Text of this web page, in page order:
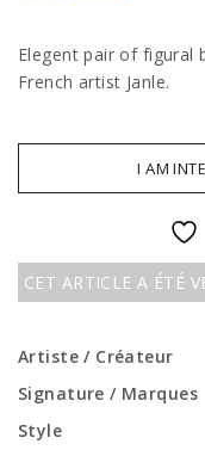
Elegent pair of figural
French artist Janle.
I AM
CET ARTICLE A ÉTÉ
Artiste / Créateur
Signature / Marques
Style